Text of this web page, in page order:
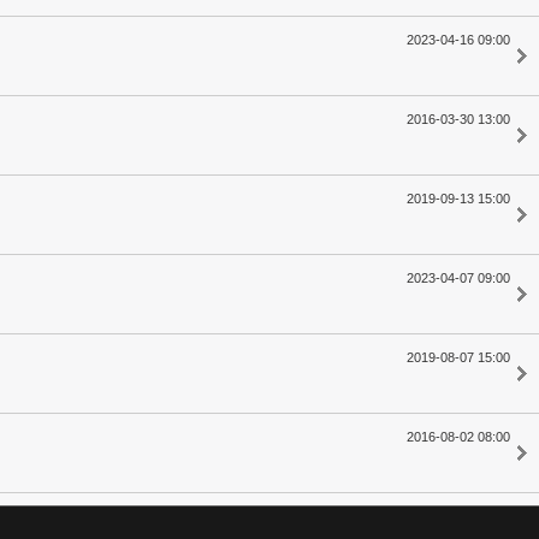
2023-04-16 09:00
2016-03-30 13:00
2019-09-13 15:00
2023-04-07 09:00
2019-08-07 15:00
2016-08-02 08:00